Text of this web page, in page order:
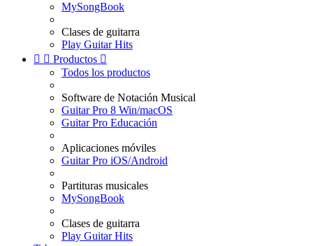
MySongBook
Clases de guitarra
Play Guitar Hits
  Productos 
Todos los productos
Software de Notación Musical
Guitar Pro 8 Win/macOS
Guitar Pro Educación
Aplicaciones móviles
Guitar Pro iOS/Android
Partituras musicales
MySongBook
Clases de guitarra
Play Guitar Hits